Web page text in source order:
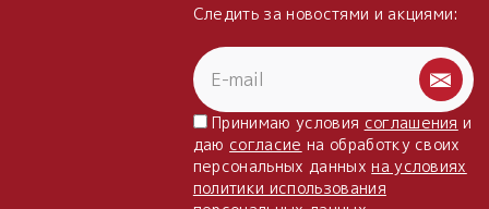
Следить за новостями и акциями:
Принимаю условия соглашения и
даю согласие на обработку своих
персональных данныхна условиях
политики использования